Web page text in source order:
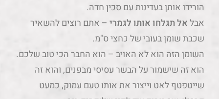
הורידו אותן בעדינות עם סכין חדה.
אבלאל תגלחו אותו לגמרי – אתם רוצים להשאיר
שכבת שומן בעובי של כחצי ס"מ.
השומן הזה הוא לא האויב – הוא החבר הכי טוב שלכם.
הוא זה שישמור על הבשר עסיסי מבפנים, והוא זה
שייטפטף לאט וייצור את אותו טעם עמוק, כמעט